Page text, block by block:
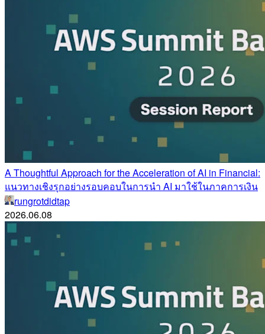
A Thoughtful Approach for the Acceleration of AI in Financial:
แนวทางเชิงรุกอย่างรอบคอบในการนำ AI มาใช้ในภาคการเงิน
rungrotdidtap
2026.06.08